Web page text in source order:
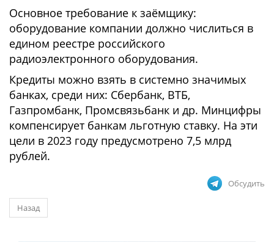
Основное требование к заёмщику:
оборудование компании должно числиться в
едином реестре российского
радиоэлектронного оборудования.
Кредиты можно взять в системно значимых
банках, среди них: Сбербанк, ВТБ,
Газпромбанк, Промсвязьбанк и др. Минцифры
компенсирует банкам льготную ставку. На эти
цели в 2023 году предусмотрено 7,5 млрд
рублей.
Обсудить
Назад